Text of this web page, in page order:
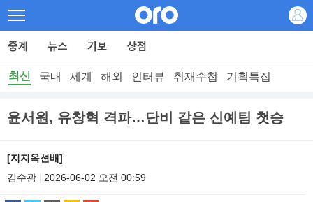
최신 국내 세계 해외 인터뷰 취재수첩 기획특집
윤서원, 유창혁 격파…단비 같은 신예팀 첫승
[지지옥션배]
김수광
2026-06-02 오전 00:59